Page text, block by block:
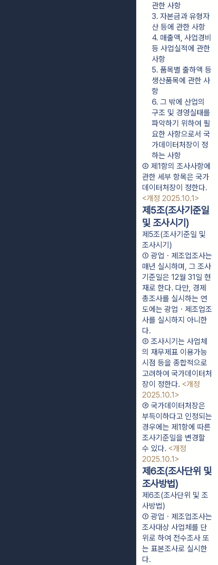
관한 사항
3. 자본금과 유형자
산 등에 관한 사항
4. 매출액, 사업경비
등 사업실적에 관한
사항
5. 품목별 출하액 등
생산품목에 관한 사
항
6. 그 밖에 산업의
구조 및 경영실태를
파악하기 위하여 필
요한 사항으로서 국
가데이터처장이 정
하는 사항
② 제1항의 조사사항에
관한 세부 항목은 국가
<개정 2025.10.1>
제5조(조사기준일
및 조사시기)
제5조(조사기준일 및
조사시기)
① 광업ㆍ제조업조사는
매년 실시하며, 그 조사
기준일은 12월 31일 현
재로 한다. 다만, 경제
총조사를 실시하는 연
도에는 광업ㆍ제조업조
사를 실시하지 아니한
다.
② 조사시기는 사업체
의 재무제표 이용가능
시점 등을 종합적으로
고려하여 국가데이터처
장이 정한다. <개정
2025.10.1>
③ 국가데이터처장은
부득이하다고 인정되는
경우에는 제1항에 따른
조사기준일을 변경할
수 있다. <개정
2025.10.1>
제6조(조사단위 및
조사방법)
제6조(조사단위 및 조
사방법)
① 광업ㆍ제조업조사는
조사대상 사업체를 단
위로 하여 전수조사 또
는 표본조사로 실시한
다.